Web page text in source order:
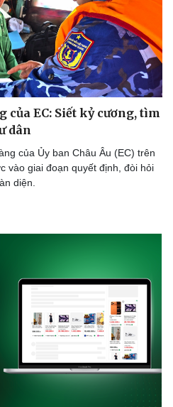
EC: Siết kỷ cương, tìm
dân
của Ủy ban Châu Âu (EC) trên
vào giai đoạn quyết định, đòi hỏi
diện.